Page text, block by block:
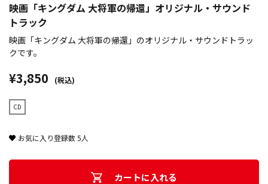
映画「キングダム 大将軍の帰還」オリジナル・サウンド
トラック
映画「キングダム 大将軍の帰還」のオリジナル・サウンドトラッ
クです。
¥3,850 (税込)
CD
お気に入り登録数5人
カートに入れる